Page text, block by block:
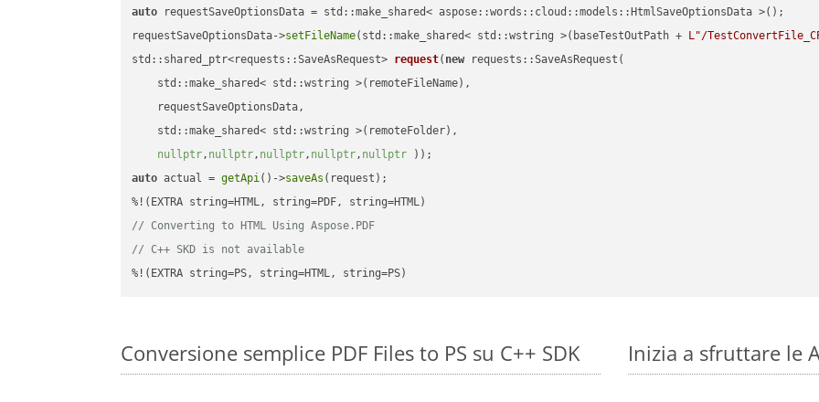
auto requestSaveOptionsData = std::make_shared< aspose::words::cloud::models::HtmlSaveOptionsData >();
requestSaveOptionsData->setFileName(std::make_shared< std::wstring >(baseTestOutPath + L"/
std::shared_ptr<requests::SaveAsRequest> request( new requests::SaveAsRequest(
    std::make_shared< std::wstring >(remoteFileName),
    requestSaveOptionsData,
    std::make_shared< std::wstring >(remoteFolder),
nullptr, nullptr, nullptr, nullptr, nullptr ))
auto actual = getApi()->saveAs (request);
// Converting to HTML Using Aspose.PDF
// C++ SKD is not available
%!(EXTRA string=PS, string=HTML, string=PS)
Conversione semplice PDF Files to PS su C++ SDK Inizia a sfruttare le